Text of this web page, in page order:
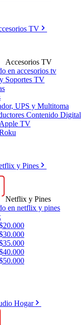
TV
Accesorios TV
en accesorios tv
Soportes TV
UPS y Multitoma
Contenido Digital
Apple TV
y Pines
Netflix y Pines
en netflix y pines
Hogar